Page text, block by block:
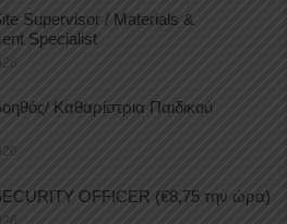
Supervisor / Materials &
Specialist
Καθαρίστρια Παιδικού
SECURITY OFFICER (€8,75 την ώρα)